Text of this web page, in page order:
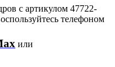
с артикулом 47722-
телефоном
или